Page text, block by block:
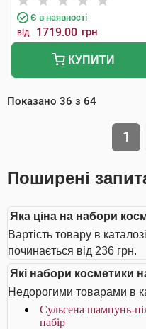
1 набір
Є в наявності
від 1719.00 грн
КУПИТИ
Показано 36 з 64
1
Поширені
Яка ціна на набори
Вартість товару в
починається від 236 грн.
Які набори косметики
Недорогими товарами в
Сульсена шампунь-
набір